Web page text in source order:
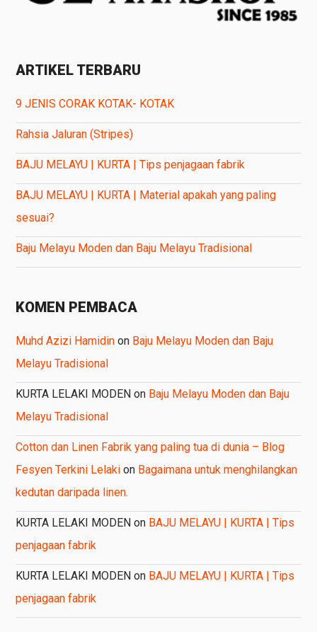
ARTIKEL TERBARU
9 JENIS CORAK KOTAK- KOTAK
Rahsia Jaluran (Stripes)
BAJU MELAYU | KURTA | Tips penjagaan fabrik
BAJU MELAYU | KURTA | Material apakah yang paling
sesuai?
Baju Melayu Moden dan Baju Melayu Tradisional
KOMEN PEMBACA
Muhd Azizi Hamidin on Baju Melayu Moden dan Baju
Melayu Tradisional
KURTA LELAKI MODEN on Baju Melayu Moden dan Baju
Melayu Tradisional
Cotton dan Linen Fabrik yang paling tua di dunia – Blog
Fesyen Terkini Lelaki on Bagaimana untuk menghilangkan
kedutan daripada linen.
KURTA LELAKI MODEN on BAJU MELAYU | KURTA | Tips
penjagaan fabrik
KURTA LELAKI MODEN on BAJU MELAYU | KURTA | Tips
penjagaan fabrik